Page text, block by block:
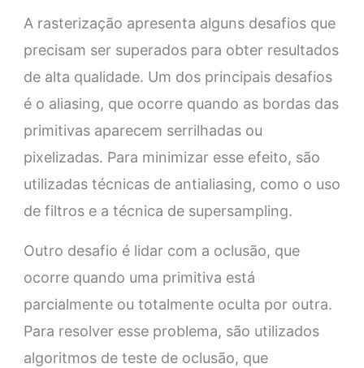
A rasterização apresenta alguns desafios que
precisam ser superados para obter resultados
de alta qualidade. Um dos principais desafios
é o aliasing, que ocorre quando as bordas das
primitivas aparecem serrilhadas ou
pixelizadas. Para minimizar esse efeito, são
utilizadas técnicas de antialiasing, como o uso
de filtros e a técnica de supersampling.
Outro desafio é lidar com a oclusão, que
ocorre quando uma primitiva está
parcialmente ou totalmente oculta por outra.
Para resolver esse problema, são utilizados
algoritmos de teste de oclusão, que